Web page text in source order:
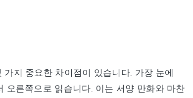
지 중요한 차이점이 있습니다. 가장 눈에
오른쪽으로 읽습니다. 이는 서양 만화와 마찬